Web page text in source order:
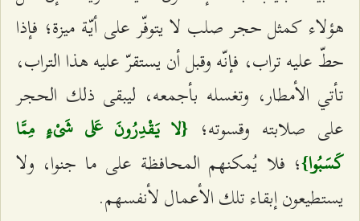
هؤلاء كمثل حجر صلب لا يتوفّر على أيّة ميزة؛ فإذا
حطّ عليه تراب، فإنّه وقبل أن يستقرّ عليه هذا التراب،
تأتي الأمطار، وتغسله بأجمعه، ليبقى ذلك الحجر
على صلابته وقسوته؛ {لا يَقْدِرُونَ عَلى‌ شَيْ‌ءٍ مِمَّا
كَسَبُوا}؛ فلا يُمكنهم المحافظة على ما جنوا، ولا
يستطيعون إبقاء تلك الأعمال لأنفسهم.